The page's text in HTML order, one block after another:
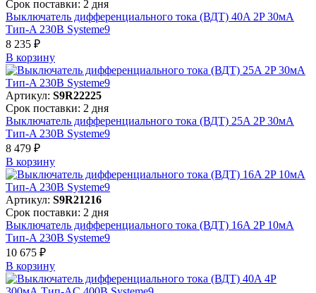
Срок поставки: 2 дня
Выключатель дифференциального тока (ВДТ) 40A 2P 30мА
Тип-A 230В Systeme9
8 235 ₽
В корзинy
Артикул: S9R22225
Срок поставки: 2 дня
Выключатель дифференциального тока (ВДТ) 25A 2P 30мА
Тип-A 230В Systeme9
8 479 ₽
В корзинy
Артикул: S9R21216
Срок поставки: 2 дня
Выключатель дифференциального тока (ВДТ) 16A 2P 10мА
Тип-A 230В Systeme9
10 675 ₽
В корзинy